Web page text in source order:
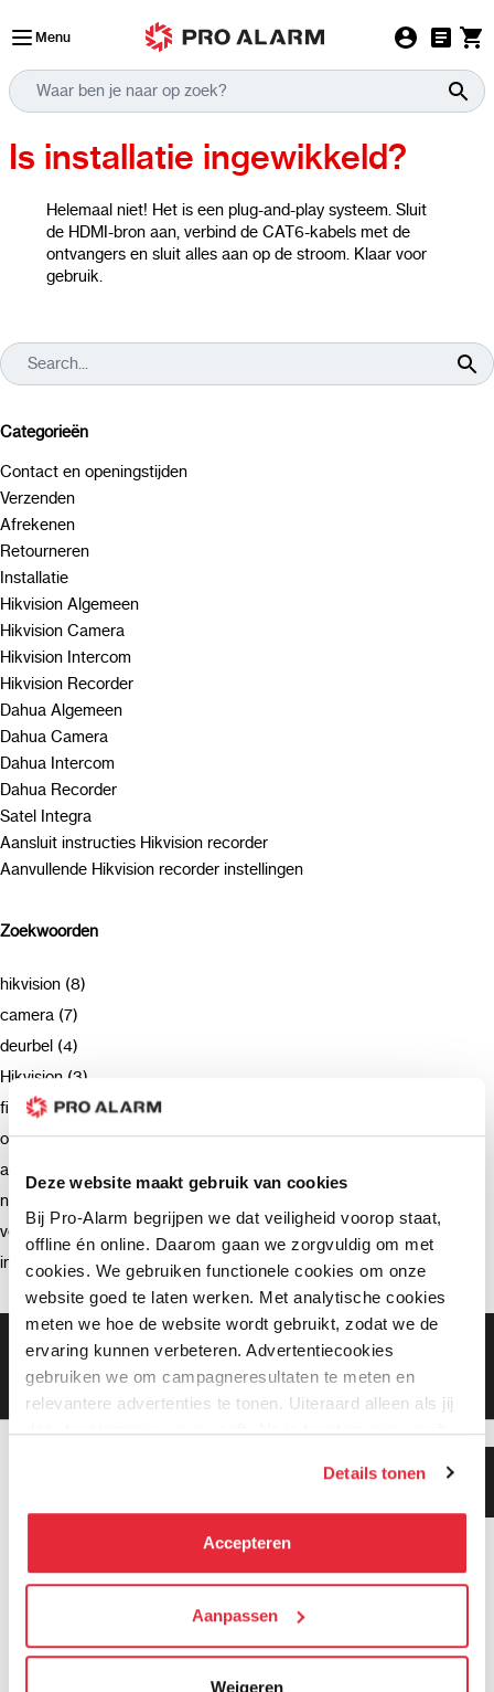
Deze website maakt gebruik van cookies
Bij Pro-Alarm begrijpen we dat veiligheid voorop staat,
offline én online. Daarom gaan we zorgvuldig om met
cookies. We gebruiken functionele cookies om onze
website goed te laten werken. Met analytische cookies
meten we hoe de website wordt gebruikt, zodat we de
ervaring kunnen verbeteren. Advertentiecookies
gebruiken we om campagneresultaten te meten en
relevantere advertenties te tonen. Uiteraard alleen als jij
daar toestemming voor geeft. Als je toestemming geeft,
kunnen deze gegevens combineren met informatie die zij
hebben verzameld via het gebruik van hun diensten. Je
kunt alle cookies accepteren, alleen noodzakelijke
We werken samen met21 derden
die uw gegevens
kunnen ontvangen en verwerken.
Details tonen
Accepteren
Aanpassen
Weigeren
Menu
Is installatie ingewikkeld?
Helemaal niet! Het is een plug-and-play systeem. Sluit
de HDMI-bron aan, verbind de CAT6-kabels met de
ontvangers en sluit alles aan op de stroom. Klaar voor
gebruik.
Categorieën
Contact en openingstijden
Verzenden
Afrekenen
Retourneren
Installatie
Hikvision Algemeen
Hikvision Camera
Hikvision Intercom
Hikvision Recorder
Dahua Algemeen
Dahua Camera
Dahua Intercom
Dahua Recorder
Satel Integra
Aansluit instructies Hikvision recorder
Aanvullende Hikvision recorder instellingen
Zoekwoorden
hikvision (8)
camera (7)
deurbel (4)
Hikvision (3)
firmware (3)
opnemen (2)
advies (2)
netwerkrecorder (2)
verzending (2)
intercom (2)
Gratis bezorging vanaf €99,-
Gratis retourneren binnen 90 dagen*
Klanten geven ons een 9.3 gemiddeld
Klanten geven ons 9.3